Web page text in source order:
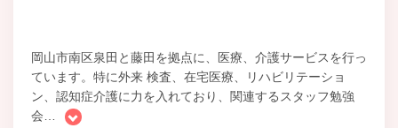
岡山市南区泉田と藤田を拠点に、医療、介護サービスを行っ
ています。特に外来 検査、在宅医療、リハビリテーショ
ン、認知症介護に力を入れており、関連するスタッフ勉強
会